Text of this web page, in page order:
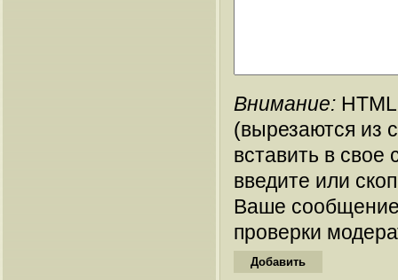
Внимание:
(вырезаются из
вставить в
введите или
Ваше
проверки